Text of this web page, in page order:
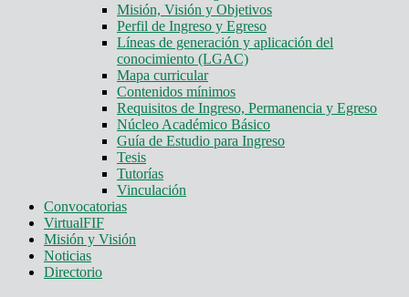
Misión, Visión y Objetivos
Perfil de Ingreso y Egreso
Líneas de generación y aplicación del
conocimiento (LGAC)
Mapa curricular
Contenidos mínimos
Requisitos de Ingreso, Permanencia y Egreso
Núcleo Académico Básico
Guía de Estudio para Ingreso
Tesis
Tutorías
Vinculación
Convocatorias
VirtualFIF
Misión y Visión
Noticias
Directorio